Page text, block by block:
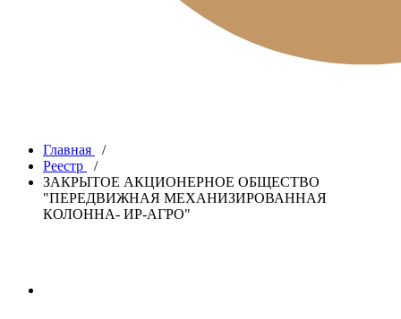
Главная
/
Реестр
/
ЗАКРЫТОЕ АКЦИОНЕРНОЕ ОБЩЕСТВО
"ПЕРЕДВИЖНАЯ МЕХАНИЗИРОВАННАЯ
КОЛОННА- ИР-АГРО"